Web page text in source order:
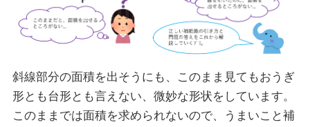
斜線部分の面積を出そうにも、このまま見てもおうぎ
形とも台形とも言えない、微妙な形状をしています。
このままでは面積を求められないので、うまいこと補